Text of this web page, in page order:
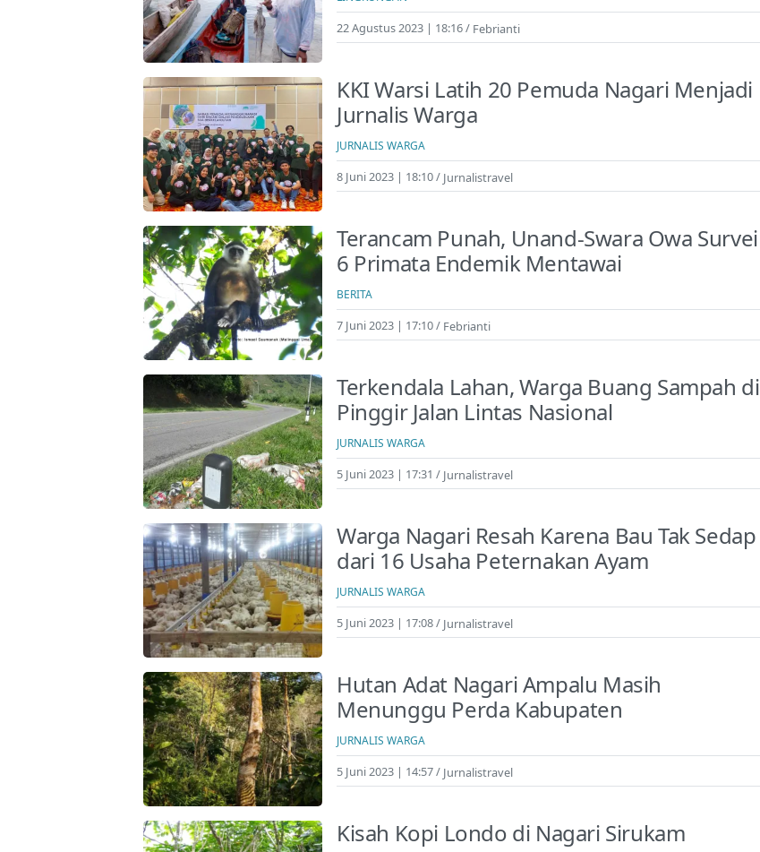
22 Agustus 2023 | 18:16 Febrianti
KKI Warsi Latih 20 Pemuda Nagari Menjadi
Jurnalis Warga
JURNALIS WARGA
8 Juni 2023 | 18:10 Jurnalistravel
Terancam Punah, Unand-Swara Owa Survei
6 Primata Endemik Mentawai
BERITA
7 Juni 2023 | 17:10 Febrianti
Terkendala Lahan, Warga Buang Sampah di
Pinggir Jalan Lintas Nasional
JURNALIS WARGA
5 Juni 2023 | 17:31 Jurnalistravel
Warga Nagari Resah Karena Bau Tak Sedap
dari 16 Usaha Peternakan Ayam
JURNALIS WARGA
5 Juni 2023 | 17:08 Jurnalistravel
Hutan Adat Nagari Ampalu Masih
Menunggu Perda Kabupaten
JURNALIS WARGA
5 Juni 2023 | 14:57 Jurnalistravel
Kisah Kopi Londo di Nagari Sirukam